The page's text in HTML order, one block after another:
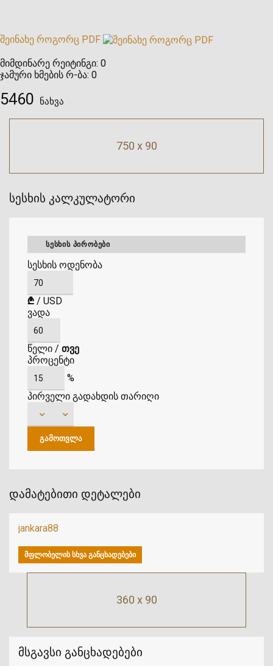
360 x 90
მსგავსი განცხადებები
შეინახე როგორც PDF
მიმდინარე რეიტინგი: 0
ჯამური ხმების რ-ბა: 0
5460 ნახვა
750 x 90
სესხის კალკულატორი
ᲡᲔᲡᲮᲘᲡ ᲞᲘᲠᲝᲑᲔᲑᲘ
სესხის ოდენობა
₾ / USD
ვადა
წელი / თვე
პროცენტი
%
პირველი გადახდის თარიღი
დამატებითი დეტალები
jankara88
ᲛᲤᲚᲝᲑᲔᲚᲘᲡ ᲡᲮᲕᲐ ᲒᲐᲜᲪᲮᲐᲓᲔᲑᲔᲑᲘ